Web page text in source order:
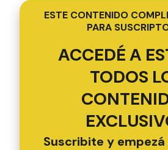
ESTE CONTENIDO
PARA
ACCEDÉ A
TODOS
Suscribite y